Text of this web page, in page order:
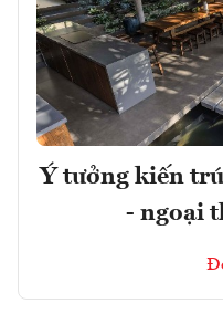
Ý tưởng kiến
- ngoại